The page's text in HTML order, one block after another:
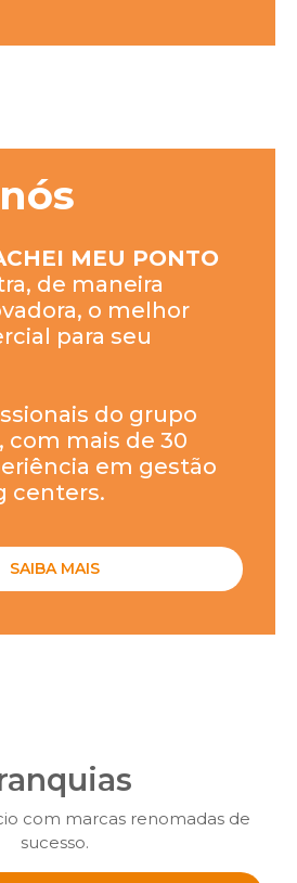
MEU PONTO
de maneira
o melhor
para seu
do grupo
, com mais de 30
em gestão
centers.
SAIBA MAIS
com marcas renomadas de
sucesso.